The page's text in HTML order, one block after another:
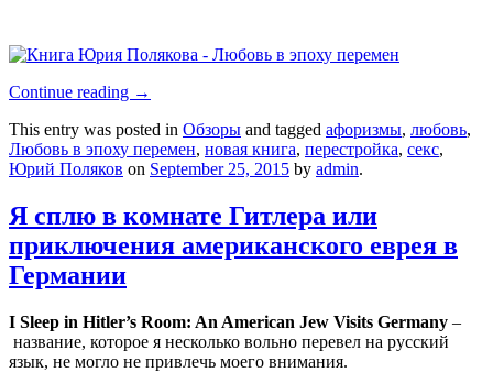
Continue reading →
This entry was posted in Обзоры and tagged афоризмы, любовь,
Любовь в эпоху перемен, новая книга, перестройка, секс,
Юрий Поляков on September 25, 2015 by admin.
Я сплю в комнате Гитлера или
приключения американского еврея в
Германии
I Sleep in Hitler’s Room: An American Jew Visits Germany –
название, которое я несколько вольно перевел на русский
язык, не могло не привлечь моего внимания.